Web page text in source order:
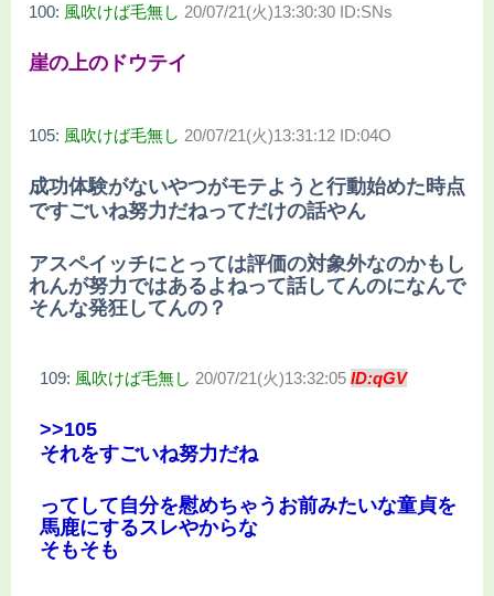
100: 風吹けば毛無し 20/07/21(火)13:30:30 ID:SNs
崖の上のドウテイ
105: 風吹けば毛無し 20/07/21(火)13:31:12 ID:04O
成功体験がないやつがモテようと行動始めた時点
ですごいね努力だねってだけの話やん
アスペイッチにとっては評価の対象外なのかもし
れんが努力ではあるよねって話してんのになんで
そんな発狂してんの？
109: 風吹けば毛無し 20/07/21(火)13:32:05 ID:qGV
>>105
それをすごいね努力だね
ってして自分を慰めちゃうお前みたいな童貞を
馬鹿にするスレやからな
そもそも